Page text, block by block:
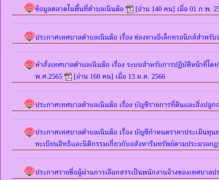
ข้อมูลตลาดในพื้นที่ตำบลเนินฆ้อ [อ่าน 140 คน] เมื่อ 01 ก.พ.
ประกาศเทศบาลตำบลเนินฆ้อ เรื่อง ช่องทางอิเล็กทรอนิกส์สำหรั
คำสั่งเทศบาลตำบลเนินฆ้อ เรื่อง ระบบสำหรับการปฏิบัติหน้าที่โ
พ.ศ.2565
[อ่าน 160 คน] เมื่อ 13 ม.ค. 2566
ประกาศเทศบาลตำบลเนินฆ้อ เรื่อง บัญชีรายการที่ดินและสิ่งปลู
ประกาศเทศบาลตำบลเนินฆ้อ เรื่อง บัญชีกำหนดราคาประเมินทุ
ทะเบียนสิทธิและนิติกรรมเกี่ยวกับอสังหาริมทรัพย์ตามประมวล
ประกาศรายชื่อผู้ผ่านการเลือกสรรเป็นพนักงานจ้างของเทศบาล